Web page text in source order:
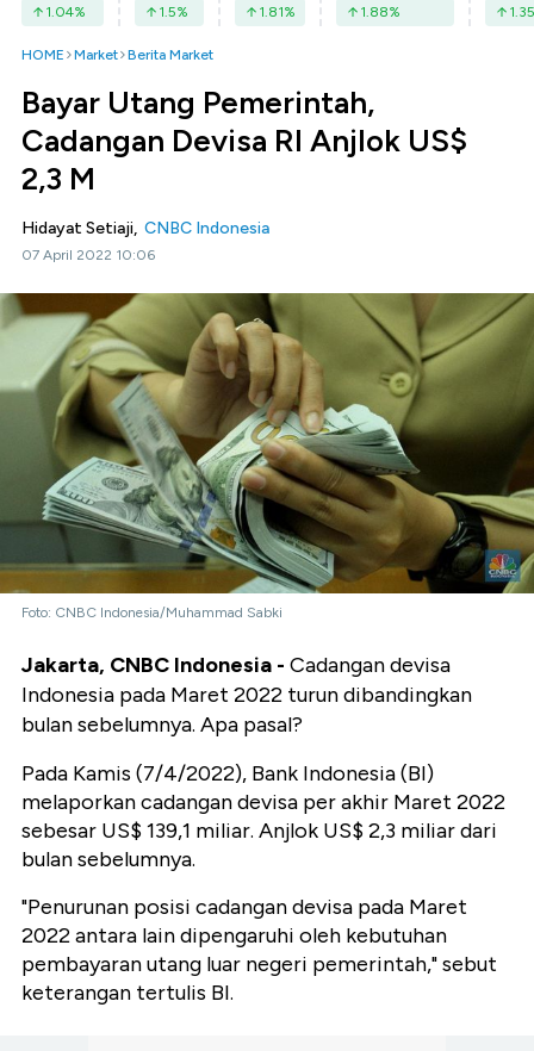
1.04% 1.5% 1.81% 1.88% 1.35
HOME Market Berita Market
Bayar Utang Pemerintah,
Cadangan Devisa RI Anjlok US$
2,3 M
Hidayat Setiaji, CNBC Indonesia
07 April 2022 10:06
Foto: CNBC Indonesia/Muhammad Sabki
Jakarta, CNBC Indonesia - Cadangan devisa
Indonesia pada Maret 2022 turun dibandingkan
bulan sebelumnya. Apa pasal?
Pada Kamis (7/4/2022), Bank Indonesia (BI)
melaporkan cadangan devisa per akhir Maret 2022
sebesar US$ 139,1 miliar. Anjlok US$ 2,3 miliar dari
bulan sebelumnya.
"Penurunan posisi cadangan devisa pada Maret
2022 antara lain dipengaruhi oleh kebutuhan
pembayaran utang luar negeri pemerintah," sebut
keterangan tertulis BI.